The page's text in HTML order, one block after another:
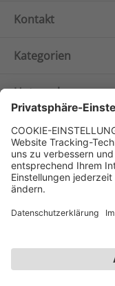
Kontakt
Kategorien
Unternehmen
Follow us
Affiliate-